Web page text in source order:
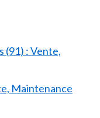
(91) : Vente,
Maintenance